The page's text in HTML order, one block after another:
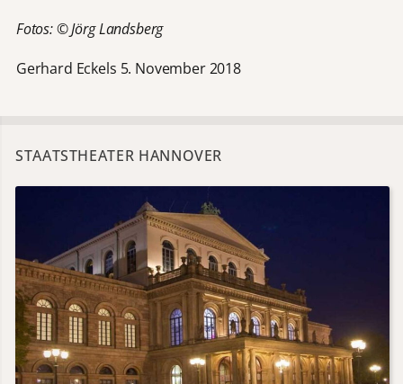
Fotos: © Jörg Landsberg
Gerhard Eckels 5. November 2018
STAATSTHEATER HANNOVER